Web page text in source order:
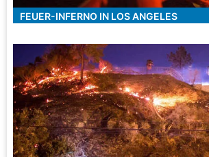
FEUER-INFERNO IN LOS ANGELES